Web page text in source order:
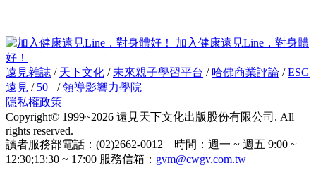
加入健康遠見Line，對身體
好！
遠見雜誌 / 天下文化 / 未來親子學習平台 / 哈佛商業評論 /ESG
遠見 / 50+ /領導影響力學院
隱私權政策
Copyright© 1999~2026 遠見天下文化出版股份有限公司. All
rights reserved.
讀者服務部電話：(02)2662-0012 時間：週一 ~ 週五 9:00 ~
12:30;13:30 ~ 17:00 服務信箱： gvm@cwgv.com.tw